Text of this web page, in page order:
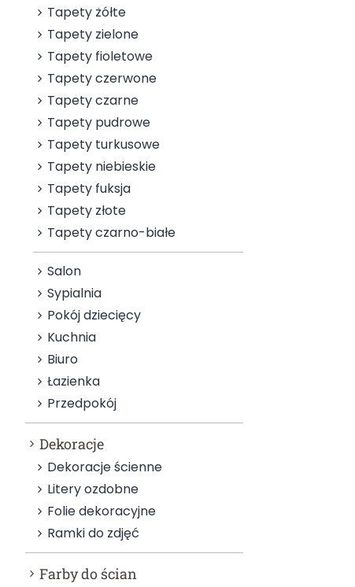
Tapety żółte
Tapety zielone
Tapety fioletowe
Tapety czerwone
Tapety czarne
Tapety pudrowe
Tapety turkusowe
Tapety niebieskie
Tapety fuksja
Tapety złote
Tapety czarno-białe
Salon
Sypialnia
Pokój dziecięcy
Kuchnia
Biuro
Łazienka
Przedpokój
Dekoracje
Dekoracje ścienne
Litery ozdobne
Folie dekoracyjne
Ramki do zdjęć
Farby do ścian